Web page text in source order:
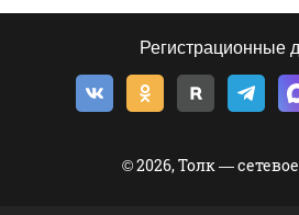
Регистрационные
© 2026, Толк —